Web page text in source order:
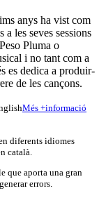
anys ha vist com
a les seves sessions
Pluma o
i no tant com a
es dedica a produir-
de les cançons.
Més +informació
diferents idiomes
català.
que aporta una gran
errors.